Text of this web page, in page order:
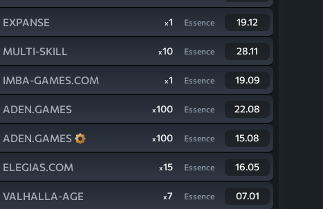
EXPANSE x1 Essence 19.12
MULTI-SKILL x10 Essence 28.11
IMBA-GAMES.COM x1 Essence 19.09
ADEN.GAMES x100 Essence 22.08
ADEN.GAMES x100 Essence 15.08
ELEGIAS.COM x15 Essence 16.05
VALHALLA-AGE x7 Essence 07.01